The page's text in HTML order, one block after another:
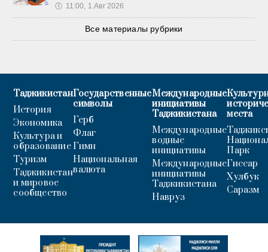
🕔 11:00, 1.Авг 2026
Все материалы рубрики
Таджикистан
История
Экономика
Культура и
образование
Туризм
Таджикистан
и мировое
сообщество
Государственные
символы
Герб
Флаг
Гимн
Национальная
валюта
Международные
инициативы
Таджикистана
Международные
водные
инициативы
Международные
инициативы
Таджикистана
Навруз
места
Парк
Гиссар
Хулбук
Саразм